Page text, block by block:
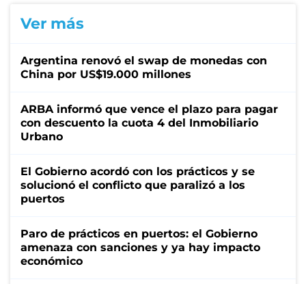
Ver más
Argentina renovó el swap de monedas con
China por US$19.000 millones
ARBA informó que vence el plazo para pagar
con descuento la cuota 4 del Inmobiliario
Urbano
El Gobierno acordó con los prácticos y se
solucionó el conflicto que paralizó a los
puertos
Paro de prácticos en puertos: el Gobierno
amenaza con sanciones y ya hay impacto
económico